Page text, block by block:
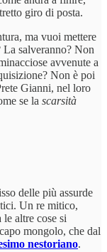
giro di posta.
ma vuoi mettere
La salveranno? Non
avvenute a
Non è poi
Gianni, nel loro
se la scarsità
delle più assurde
Un re mitico,
altre cose si
mongolo, che dal
nestoriano.